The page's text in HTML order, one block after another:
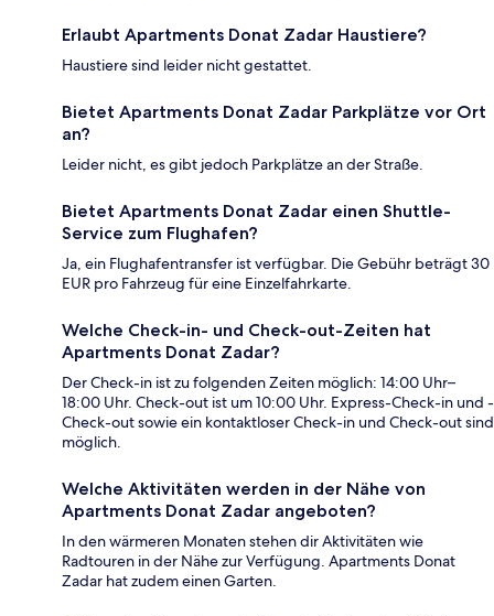
Erlaubt Apartments Donat Zadar Haustiere?
Haustiere sind leider nicht gestattet.
Bietet Apartments Donat Zadar Parkplätze vor Ort
an?
Leider nicht, es gibt jedoch Parkplätze an der Straße.
Bietet Apartments Donat Zadar einen Shuttle-
Service zum Flughafen?
Ja, ein Flughafentransfer ist verfügbar. Die Gebühr beträgt 30
EUR pro Fahrzeug für eine Einzelfahrkarte.
Welche Check-in- und Check-out-Zeiten hat
Apartments Donat Zadar?
Der Check-in ist zu folgenden Zeiten möglich: 14:00 Uhr–
18:00 Uhr. Check-out ist um 10:00 Uhr. Express-Check-in und -
Check-out sowie ein kontaktloser Check-in und Check-out sind
möglich.
Welche Aktivitäten werden in der Nähe von
Apartments Donat Zadar angeboten?
In den wärmeren Monaten stehen dir Aktivitäten wie
Radtouren in der Nähe zur Verfügung. Apartments Donat
Zadar hat zudem einen Garten.